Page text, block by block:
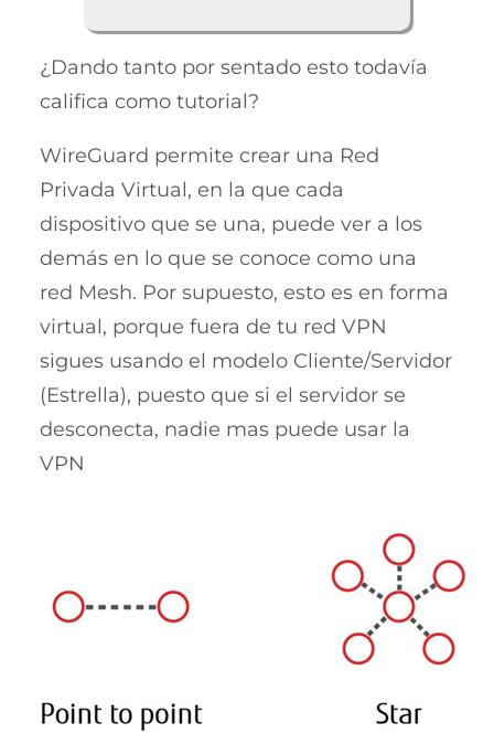
¿Dando tanto por sentado esto todavía
califica como tutorial?
WireGuard permite crear una Red
Privada Virtual, en la que cada
dispositivo que se una, puede ver a los
demás en lo que se conoce como una
red Mesh. Por supuesto, esto es en forma
virtual, porque fuera de tu red VPN
sigues usando el modelo Cliente/Servidor
(Estrella), puesto que si el servidor se
desconecta, nadie mas puede usar la
VPN